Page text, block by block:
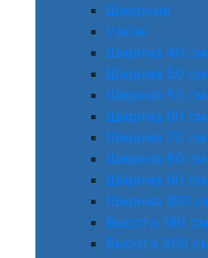
Широкие
Узкие
Ширина 40 см
Ширина 50 см
Ширина 55 см
Ширина 60 см
Ширина 70 см
Ширина 80 см
Ширина 90 см
Ширина 100
Высота 190 см
Высота 200